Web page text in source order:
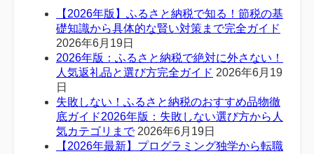
【2026年版】ふるさと納税で知る！節税の基
礎知識から具体的な賢い対策まで完全ガイド
2026年6月19日
2026年版：ふるさと納税で絶対に外さない！
人気返礼品と選び方完全ガイド 2026年6月19
日
失敗しない！ふるさと納税のおすすめ品物徹
底ガイド2026年版：失敗しない選び方から人
気カテゴリまで 2026年6月19日
【2026年最新】プログラミング独学から転職